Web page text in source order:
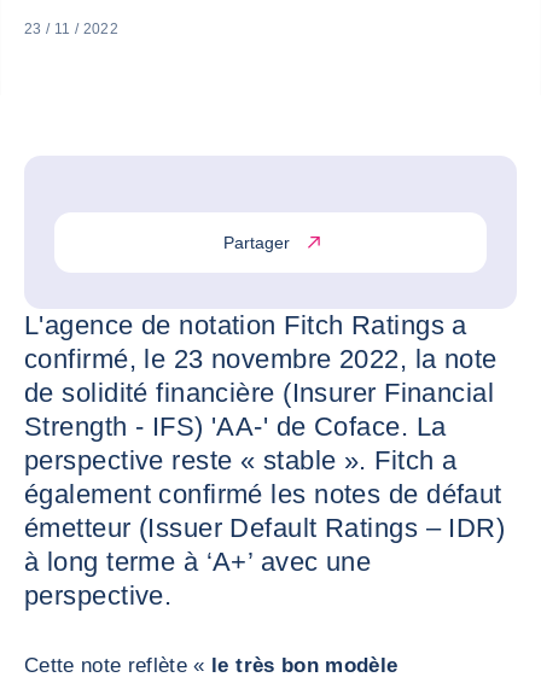
23 / 11 / 2022
Partager
L'agence de notation Fitch Ratings a
confirmé, le 23 novembre 2022, la note
de solidité financière (Insurer Financial
Strength - IFS) 'AA-' de Coface. La
perspective reste « stable ». Fitch a
également confirmé les notes de défaut
émetteur (Issuer Default Ratings – IDR)
à long terme à ‘A+’ avec une
perspective.
Cette note reflète « le très bon modèle